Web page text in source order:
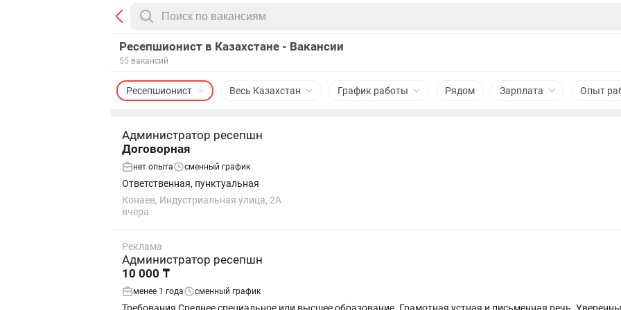
Ресепшионист в Казахстане - Вакансии
55 вакансий
Весь Казахстан
Ресепшионист График работы Рядом Зарплата Опыт
Администратор ресепшн
Договорная
нет опыта сменный график
Ответственная, пунктуальная
Конаев, Индустриальная улица, 2А
вчера
Реклама
Администратор ресепшн
10 000 ₸
менее 1 года сменный график